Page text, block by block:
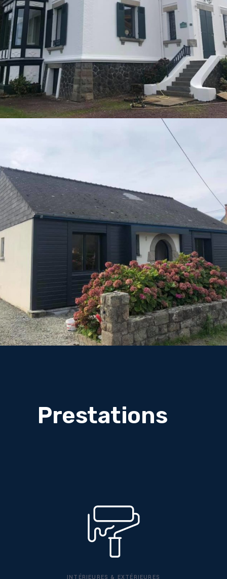
PARTICULIERS RAVALEMENT
Ravalement à St Quay
Portrieux
PARTICULIERS
Ravalement extérieur à St
Briac sur Mer
Prestations
INTÉRIEURES & EXTÉRIEURES